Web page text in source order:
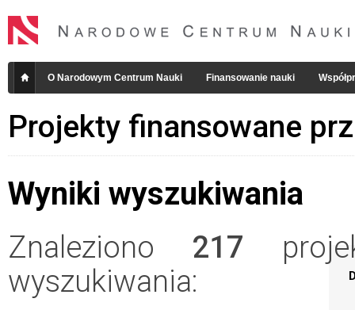
O Narodowym Centrum Nauki Finansowanie nauki
Projekty finansowane
Wyniki wyszukiwania
Znaleziono 217
wyszukiwania: